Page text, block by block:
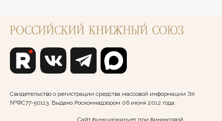
Свидетельство о регистрации средства массовой информации Эл
№ФС77-50113. Выдано Роскомнадзором 06 июня 2012 года.